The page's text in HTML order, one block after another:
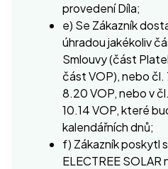
provedení Díla;
e) Se Zákazník
úhradou jakékoliv
Smlouvy (část
část VOP), nebo čl.
8.20 VOP, nebo v
10.14 VOP, které
kalendářních dnů;
f) Zákazník poskytl
ELECTREE